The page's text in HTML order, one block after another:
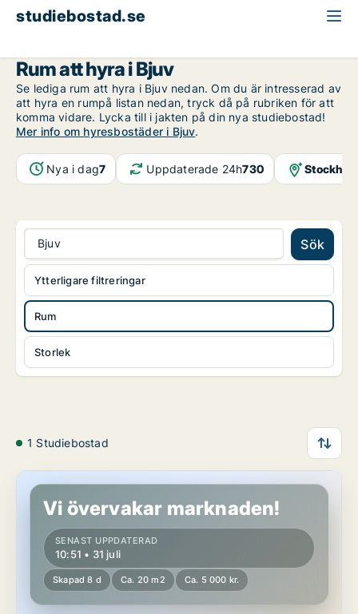
studiebostad.se
Rum att hyra i Bjuv
Se lediga rum att hyra i Bjuv nedan. Om du är intresserad av
att hyra en rumpå listan nedan, tryck då på rubriken för att
komma vidare. Lycka till i jakten på din nya studiebostad!
Mer info om hyresbostäder i Bjuv.
Nya i dag7 Uppdaterade 24h730
Bjuv Sök
Rum
Storlek
Ytterligare filtreringar
1 Studiebostad
Rum i Bjuv
Vi övervakar marknaden!
SENAST UPPDATERAD
10:51 • 31 juli
Skapad 8 d Ca. 20 m2 Ca. 5 000 kr.